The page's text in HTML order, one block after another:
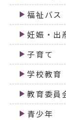
福祉バス
妊娠・出
子育て
学校教育
教育委員
青少年